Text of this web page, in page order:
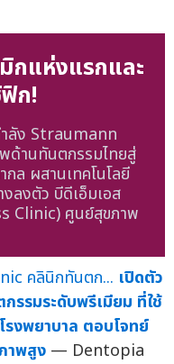
กแห่งแรกและ
ก!
ลัง Straumann
ด้านทันตกรรมไทยสู่
ล ผสานเทคโนโลยี
ลงตัว บีดีเอ็มเอส
Clinic) ศูนย์สุขภาพ
เปิดตัว
รมระดับพรีเมียม ที่ใช้
รงพยาบาล ตอบโจทย์
าพสูง — Dentopia